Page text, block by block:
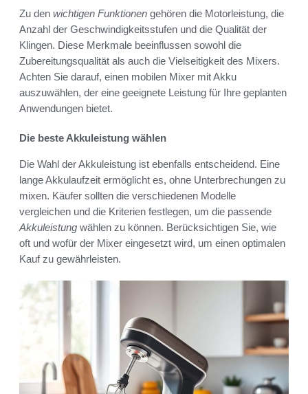
Zu den wichtigen Funktionen gehören die Motorleistung, die
Anzahl der Geschwindigkeitsstufen und die Qualität der
Klingen. Diese Merkmale beeinflussen sowohl die
Zubereitungsqualität als auch die Vielseitigkeit des Mixers.
Achten Sie darauf, einen mobilen Mixer mit Akku
auszuwählen, der eine geeignete Leistung für Ihre geplanten
Anwendungen bietet.
Die beste Akkuleistung wählen
Die Wahl der Akkuleistung ist ebenfalls entscheidend. Eine
lange Akkulaufzeit ermöglicht es, ohne Unterbrechungen zu
mixen. Käufer sollten die verschiedenen Modelle
vergleichen und die Kriterien festlegen, um die passende
Akkuleistung wählen zu können. Berücksichtigen Sie, wie
oft und wofür der Mixer eingesetzt wird, um einen optimalen
Kauf zu gewährleisten.